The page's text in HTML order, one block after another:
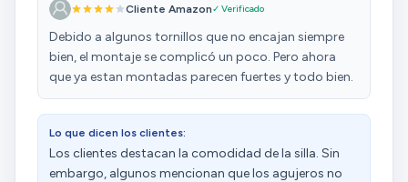
tenido que cortar algunos hilos de los laterales. Por
lo demás, ha cumplido con lo que le pedía y es
cómoda para realizar su trabajo.
Cliente Amazon✓ Verificado
Debido a algunos tornillos que no encajan siempre
bien, el montaje se complicó un poco. Pero ahora
que ya estan montadas parecen fuertes y todo bien.
Lo que dicen los clientes:
Los clientes destacan la comodidad de la silla. Sin
embargo, algunos mencionan que los agujeros no